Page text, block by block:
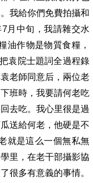
我給你們免費拍攝和
月中旬，我請雜交水
油作物是物質食糧，
袁院士題詞全過程錄
老師同意后，兩位老
班時，我要請何老吃
去吃。我心里很是過
送給何老，他硬是不
就是這么一個無私無
里，在老干部攝影協
很多有意義的事情。